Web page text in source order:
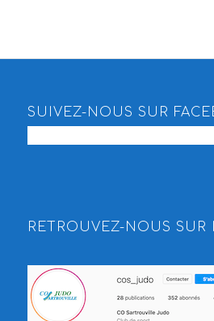
SUIVEZ-NOUS SUR
RETROUVEZ-NOUS SUR